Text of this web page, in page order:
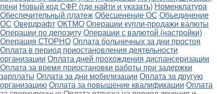
пени Новый код СФР (где найти и указать) Номенклатура
Обеспечительный платеж Обесценение ОС Объединение
ОС Овердрафт ОКТМО Операции купли-продажи валюты
Операции по депозиту Операции с валютой (настройки)
Операция СТОРНО Оплата больничных за дни простоя
Оплата в период приостановления деятельности
организации Оплата дней прохождения диспансеризации
Оплата за время приостановки работы при задержки
зарплаты Оплата за дни мобилизации Оплата за другую
организацию Оплата за повышение квалификации Оплата